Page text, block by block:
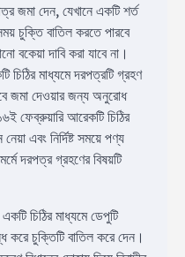
জমা দেন, যেখানে একটি শর্ত
চুক্তি বাতিল করতে পারবে
বকেয়া দাবি করা যাবে না।
চিঠির মাধ্যমে দরপত্রটি গ্রহণ
জমা দেওয়ার জন্য অনুরোধ
ফেব্রুয়ারি আরেকটি চিঠির
এবং নির্দিষ্ট সময়ে পণ্য
দরপত্র গ্রহণের বিষয়টি
চিঠির মাধ্যমে ডেপুটি
করে চুক্তিটি বাতিল করে দেন।